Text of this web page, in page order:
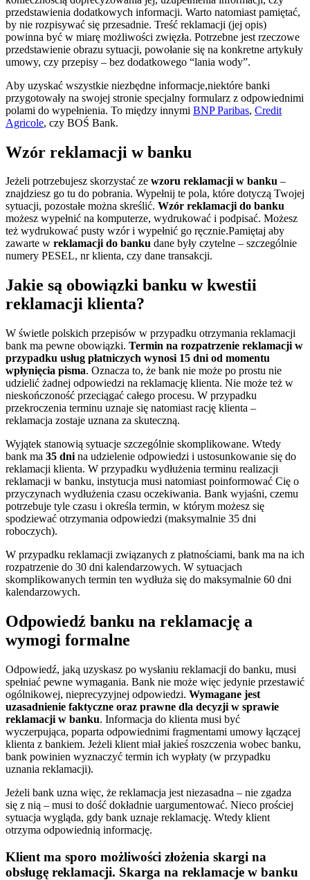
przedstawienia dodatkowych informacji. Warto natomiast pamiętać,
by nie rozpisywać się przesadnie. Treść reklamacji (jej opis)
powinna być w miarę możliwości zwięzła. Potrzebne jest rzeczowe
przedstawienie obrazu sytuacji, powołanie się na konkretne artykuły
umowy, czy przepisy – bez dodatkowego “lania wody”.
Aby uzyskać wszystkie niezbędne informacje,niektóre banki
przygotowały na swojej stronie specjalny formularz z odpowiednimi
polami do wypełnienia. To między innymi BNP Paribas, Credit
Agricole, czy BOŚ Bank.
Wzór reklamacji w banku
Jeżeli potrzebujesz skorzystać ze wzoru reklamacji w banku –
znajdziesz go tu do pobrania. Wypełnij te pola, które dotyczą Twojej
sytuacji, pozostałe można skreślić. Wzór reklamacji do banku
możesz wypełnić na komputerze, wydrukować i podpisać. Możesz
też wydrukować pusty wzór i wypełnić go ręcznie.Pamiętaj aby
zawarte w reklamacji do banku dane były czytelne – szczególnie
numery PESEL, nr klienta, czy dane transakcji.
Jakie są obowiązki banku w kwestii
reklamacji klienta?
W świetle polskich przepisów w przypadku otrzymania reklamacji
bank ma pewne obowiązki. Termin na rozpatrzenie reklamacji w
przypadku usług płatniczych wynosi 15 dni od momentu
wpłynięcia pisma. Oznacza to, że bank nie może po prostu nie
udzielić żadnej odpowiedzi na reklamację klienta. Nie może też w
nieskończoność przeciągać całego procesu. W przypadku
przekroczenia terminu uznaje się natomiast rację klienta –
reklamacja zostaje uznana za skuteczną.
Wyjątek stanowią sytuacje szczególnie skomplikowane. Wtedy
bank ma 35 dni na udzielenie odpowiedzi i ustosunkowanie się do
reklamacji klienta. W przypadku wydłużenia terminu realizacji
reklamacji w banku, instytucja musi natomiast poinformować Cię o
przyczynach wydłużenia czasu oczekiwania. Bank wyjaśni, czemu
potrzebuje tyle czasu i określa termin, w którym możesz się
spodziewać otrzymania odpowiedzi (maksymalnie 35 dni
roboczych).
W przypadku reklamacji związanych z płatnościami, bank ma na ich
rozpatrzenie do 30 dni kalendarzowych. W sytuacjach
skomplikowanych termin ten wydłuża się do maksymalnie 60 dni
kalendarzowych.
Odpowiedź banku na reklamację a
wymogi formalne
Odpowiedź, jaką uzyskasz po wysłaniu reklamacji do banku, musi
spełniać pewne wymagania. Bank nie może więc jedynie przestawić
ogólnikowej, nieprecyzyjnej odpowiedzi. Wymagane jest
uzasadnienie faktyczne oraz prawne dla decyzji w sprawie
reklamacji w banku. Informacja do klienta musi być
wyczerpująca, poparta odpowiednimi fragmentami umowy łączącej
klienta z bankiem. Jeżeli klient miał jakieś roszczenia wobec banku,
bank powinien wyznaczyć termin ich wypłaty (w przypadku
uznania reklamacji).
Jeżeli bank uzna więc, że reklamacja jest niezasadna – nie zgadza
się z nią – musi to dość dokładnie uargumentować. Nieco prościej
sytuacja wygląda, gdy bank uznaje reklamację. Wtedy klient
otrzyma odpowiednią informację.
Klient ma sporo możliwości złożenia skargi na
obsługę reklamacji. Skarga na reklamacje w banku